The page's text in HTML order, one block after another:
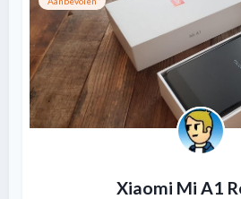
Xiaomi Mi A1